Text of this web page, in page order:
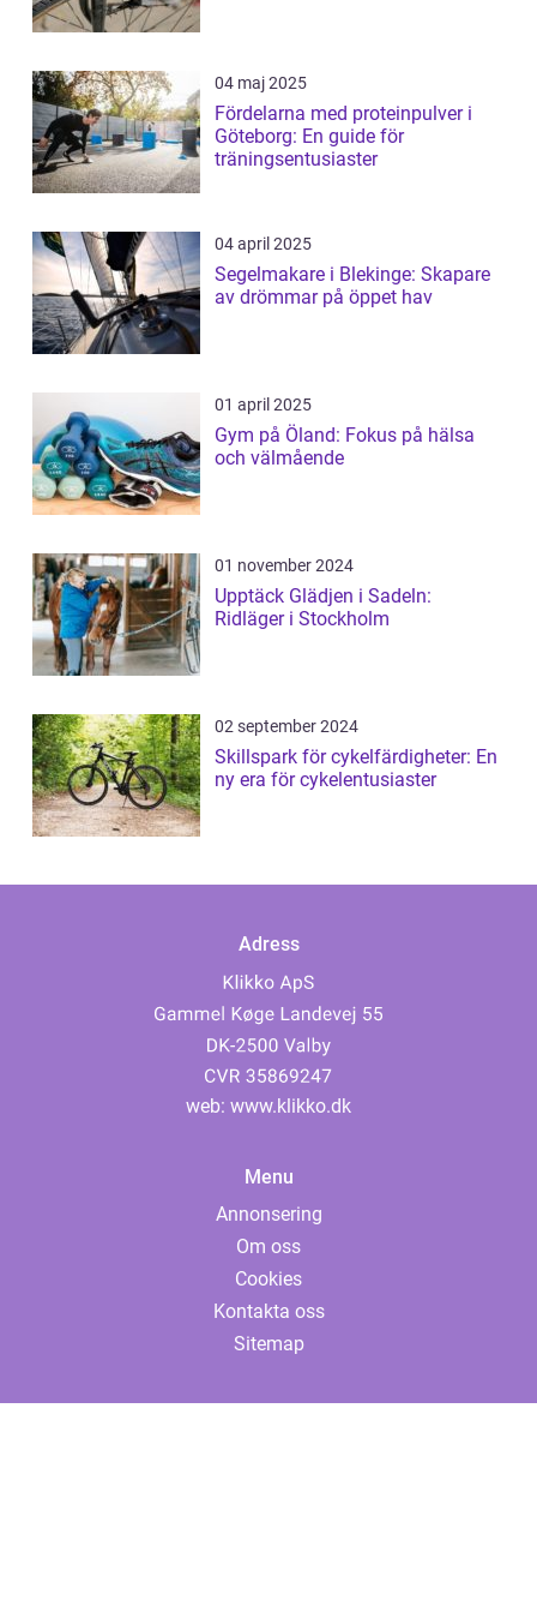
04 maj 2025
Fördelarna med proteinpulver i
Göteborg: En guide för
träningsentusiaster
04 april 2025
Segelmakare i Blekinge: Skapare
av drömmar på öppet hav
01 april 2025
Gym på Öland: Fokus på hälsa
och välmående
01 november 2024
Upptäck Glädjen i Sadeln:
Ridläger i Stockholm
02 september 2024
Skillspark för cykelfärdigheter: En
ny era för cykelentusiaster
Adress
web: www.klikko.dk
Menu
Annonsering
Om oss
Cookies
Kontakta oss
Sitemap